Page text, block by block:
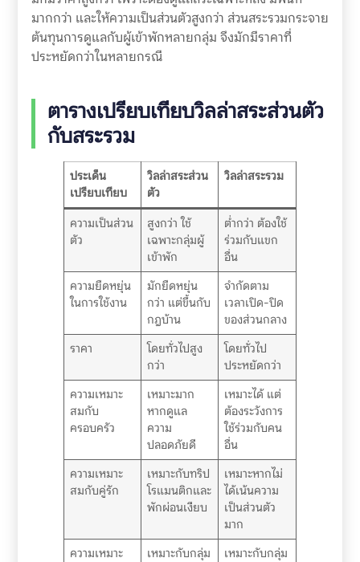
มากกว่า และให้ความเป็นส่วนตัวสูงกว่า ส่วนสระรวมกระจาย
ต้นทุนการดูแลกับผู้เข้าพักหลายกลุ่ม จึงมักมีราคาที่
ประหยัดกว่าในหลายกรณี
ตารางเปรียบเทียบวิลล่าสระส่วนตัว
กับสระรวม
ประเด็น
เปรียบเทียบ
วิลล่าสระส่วน
ตัว
วิลล่าสระรวม
ความเป็นส่วน
ตัว
สูงกว่า ใช้
เฉพาะกลุ่มผู้
เข้าพัก
ต่ำกว่า ต้องใช้
ร่วมกับแขก
อื่น
ความยืดหยุ่น
ในการใช้งาน
มักยืดหยุ่น
กว่า แต่ขึ้นกับ
กฎบ้าน
จำกัดตาม
เวลาเปิด-ปิด
ของส่วนกลาง
ราคา
โดยทั่วไปสูง
กว่า
โดยทั่วไป
ประหยัดกว่า
ความเหมาะ
สมกับ
ครอบครัว
เหมาะมาก
หากดูแล
ความ
ปลอดภัยดี
เหมาะได้ แต่
ต้องระวังการ
ใช้ร่วมกับคน
อื่น
ความเหมาะ
สมกับคู่รัก
เหมาะกับทริป
โรแมนติกและ
พักผ่อนเงียบ
เหมาะหากไม่
ได้เน้นความ
เป็นส่วนตัว
มาก
ความเหมาะ
เหมาะกับกลุ่ม เหมาะกับกลุ่ม